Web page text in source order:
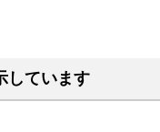
しています